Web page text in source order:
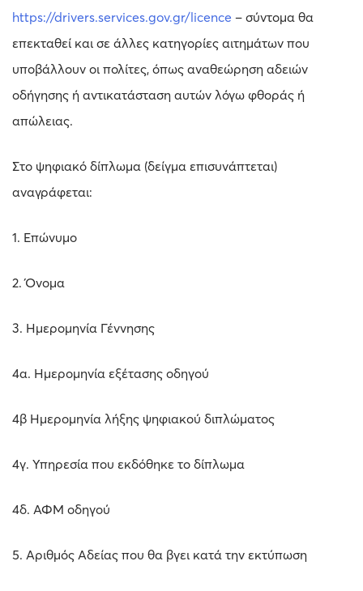
https://drivers.services.gov.gr/licence – σύντομα θα
επεκταθεί και σε άλλες κατηγορίες αιτημάτων που
υποβάλλουν οι πολίτες, όπως αναθεώρηση αδειών
οδήγησης ή αντικατάσταση αυτών λόγω φθοράς ή
απώλειας.
Στο ψηφιακό δίπλωμα (δείγμα επισυνάπτεται)
αναγράφεται:
1. Επώνυμο
2. Όνομα
3. Ημερομηνία Γέννησης
4α. Ημερομηνία εξέτασης οδηγού
4β Ημερομηνία λήξης ψηφιακού διπλώματος
4γ. Υπηρεσία που εκδόθηκε το δίπλωμα
4δ. ΑΦΜ οδηγού
5. Αριθμός Αδείας που θα βγει κατά την εκτύπωση